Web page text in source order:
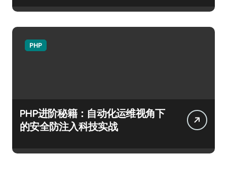
PHP
PHP进阶秘籍：自动化运维视角下
的安全防注入科技实战